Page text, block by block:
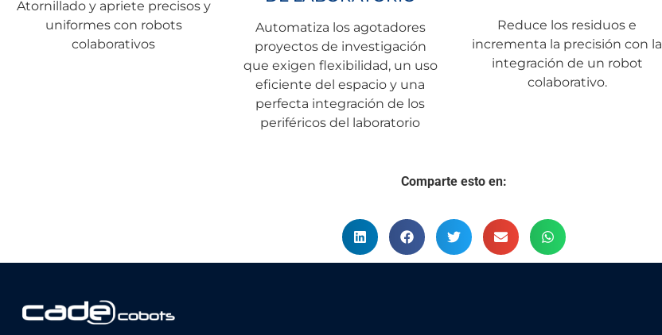
Atornillado y apriete precisos y
uniformes con robots
colaborativos
Automatiza los agotadores
proyectos de investigación
que exigen flexibilidad, un uso
eficiente del espacio y una
perfecta integración de los
periféricos del laboratorio
Reduce los residuos e
incrementa la precisión con la
integración de un robot
colaborativo.
Comparte esto en: